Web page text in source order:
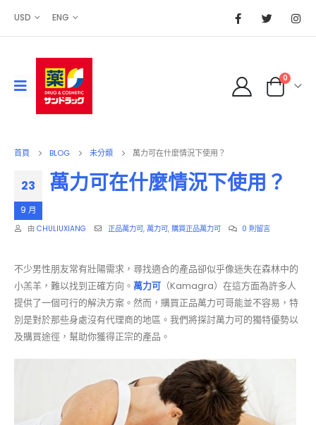
USD ENG
0
首頁 BLOG 未分類 萬力可在什麼情況下使用？
23
9 月
萬力可在什麼情況下使用？
由 CHULIUXIANG 正品萬力可, 萬力可, 購買正品萬力可 0 則留言
不少男性朋友常有壯陽需求，尋找適合的產品卻似乎像迷失在森林中的
小羔羊，難以找到正確方向。 萬力可 （Kamagra）在這方面為許多人
提供了一個可行的解決方案。然而，購買正品萬力可哥能並不容易，特
別是對於那些身處沒有代理商的地區。我們將探討萬力可的獨特優勢以
及購買途徑，幫助你獲得正宗的產品。